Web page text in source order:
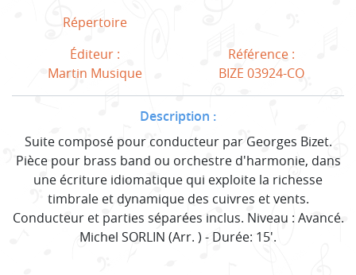
Répertoire
Éditeur :
Martin Musique
Référence :
BIZE 03924-CO
Description :
Suite composé pour conducteur par Georges Bizet.
Pièce pour brass band ou orchestre d'harmonie, dans
une écriture idiomatique qui exploite la richesse
timbrale et dynamique des cuivres et vents.
Conducteur et parties séparées inclus. Niveau : Avancé.
Michel SORLIN (Arr. ) - Durée: 15'.